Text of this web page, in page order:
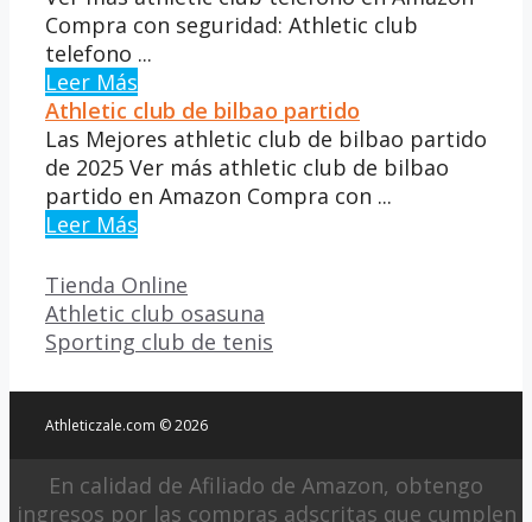
Compra con seguridad: Athletic club
telefono ...
Leer Más
Athletic club de bilbao partido
Las Mejores athletic club de bilbao partido
de 2025 Ver más athletic club de bilbao
partido en Amazon Compra con ...
Leer Más
Categorías
Tienda Online
Athletic club osasuna
Sporting club de tenis
Athleticzale.com © 2026
En calidad de Afiliado de Amazon, obtengo
ingresos por las compras adscritas que cumplen